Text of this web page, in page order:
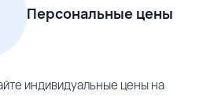
Персональные цены
индивидуальные цены на